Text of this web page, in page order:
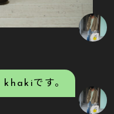
khakiです。